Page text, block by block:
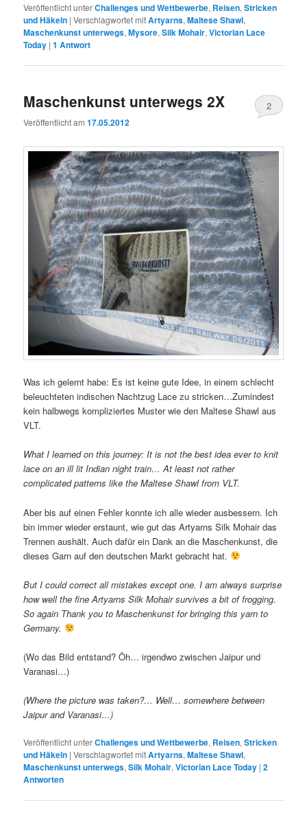
Veröffentlicht unterChallenges und Wettbewerbe, Reisen,Stricken
und Häkeln |Verschlagwortet mitArtyarns,Maltese Shawl,
Maschenkunst unterwegs,Mysore,Silk Mohair,Victorian Lace
Today |1 Antwort
Maschenkunst unterwegs 2X
Veröffentlicht am17.05.2012
2
Was ich gelernt habe: Es ist keine gute Idee, in einem schlecht
beleuchteten indischen Nachtzug Lace zu stricken…Zumindest
kein halbwegs kompliziertes Muster wie den Maltese Shawl aus
VLT.
What I learned on this journey: It is not the best idea ever to knit
lace on an ill lit Indian night train… At least not rather
complicated patterns like the Maltese Shawl from VLT.
Aber bis auf einen Fehler konnte ich alle wieder ausbessern. Ich
bin immer wieder erstaunt, wie gut das Artyarns Silk Mohair das
Trennen aushält. Auch dafür ein Dank an die Maschenkunst, die
dieses Garn auf den deutschen Markt gebracht hat.
But I could correct all mistakes except one. I am always surprise
how well the fine Artyarns Silk Mohair survives a bit of frogging.
So again Thank you to Maschenkunst for bringing this yarn to
Germany.
(Wo das Bild entstand? Öh… irgendwo zwischen Jaipur und
Varanasi…)
(Where the picture was taken?… Well… somewhere between
Jaipur and Varanasi…)
Veröffentlicht unterChallenges und Wettbewerbe, Reisen,Stricken
und Häkeln |Verschlagwortet mitArtyarns,Maltese Shawl,
Maschenkunst unterwegs,Silk Mohair,Victorian Lace Today |2
Antworten